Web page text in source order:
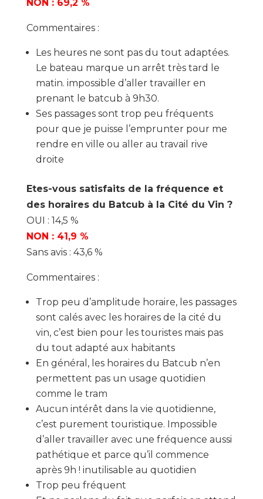
NON : 69,2 %
Commentaires :
Les heures ne sont pas du tout adaptées.
Le bateau marque un arrêt très tard le
matin. impossible d’aller travailler en
prenant le batcub à 9h30.
Ses passages sont trop peu fréquents
pour que je puisse l’emprunter pour me
rendre en ville ou aller au travail rive
droite
Etes-vous satisfaits de la fréquence et
des horaires du Batcub à la Cité du Vin ?
OUI : 14,5 %
NON : 41,9 %
Sans avis : 43,6 %
Commentaires :
Trop peu d’amplitude horaire, les passages
sont calés avec les horaires de la cité du
vin, c’est bien pour les touristes mais pas
du tout adapté aux habitants
En général, les horaires du Batcub n’en
permettent pas un usage quotidien
comme le tram
Aucun intérêt dans la vie quotidienne,
c’est purement touristique. Impossible
d’aller travailler avec une fréquence aussi
pathétique et parce qu’il commence
après 9h ! inutilisable au quotidien
Trop peu fréquent